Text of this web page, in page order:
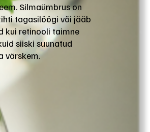
Silmaümbrus on
tagasilöögi või jääb
kui retinooli taimne
siiski suunatud
värskem.